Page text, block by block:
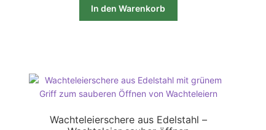
In den Warenkorb
Wachteleierschere aus Edelstahl –